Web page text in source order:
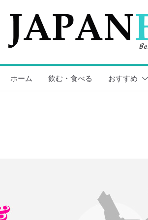
ホーム 飲む・食べる おすすめ